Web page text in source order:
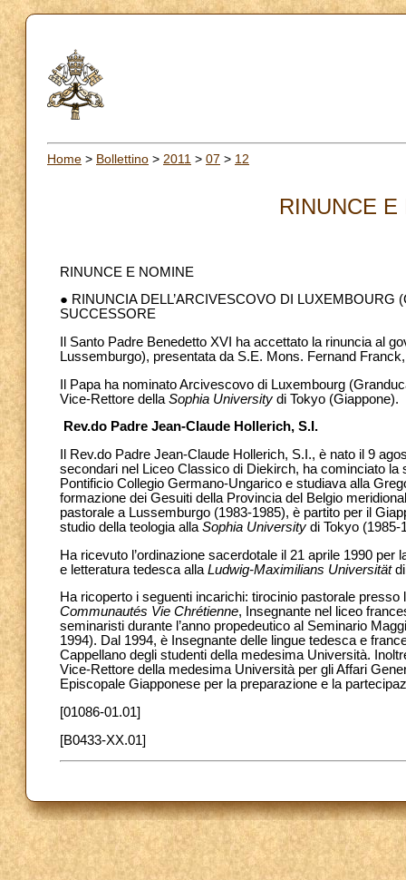
Home > Bollettino > 2011 > 07 > 12
RINUNCE E
RINUNCE E NOMINE
● RINUNCIA DELL’ARCIVESCOVO DI
SUCCESSORE
Il Santo Padre Benedetto XVI ha accettato la rinuncia al
Lussemburgo), presentata da S.E. Mons. Fernand
Il Papa ha nominato Arcivescovo di Luxembourg
Vice-Rettore della Sophia University di Tokyo (Giappone).
Rev.do Padre Jean-Claude Hollerich, S.I.
Il Rev.do Padre Jean-Claude Hollerich, S.I., è nato il 9
secondari nel Liceo Classico di Diekirch, ha cominciato
Pontificio Collegio Germano-Ungarico e studiava alla
formazione dei Gesuiti della Provincia del Belgio
pastorale a Lussemburgo (1983-1985), è partito per il
studio della teologia alla Sophia University di Tokyo (1985-
Ha ricevuto l’ordinazione sacerdotale il 21 aprile 1990
e letteratura tedesca alla Ludwig-Maximilians Universitätdi
Ha ricoperto i seguenti incarichi: tirocinio pastorale presso
Communautés Vie Chrétienne, Insegnante nel liceo
seminaristi durante l’anno propedeutico al Seminario
1994). Dal 1994, è Insegnante delle lingue tedesca e
Cappellano degli studenti della medesima Università.
Vice-Rettore della medesima Università per gli Affari
Episcopale Giapponese per la preparazione e la
[01086-01.01]
[B0433-XX.01]